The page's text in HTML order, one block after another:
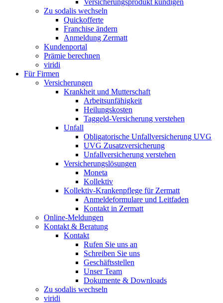
Zu sodalis wechseln
Quickofferte
Franchise ändern
Anmeldung Zermatt
Kundenportal
Prämie berechnen
viridi
Für Firmen
Versicherungen
Krankheit und Mutterschaft
Arbeitsunfähigkeit
Heilungskosten
Taggeld-Versicherung verstehen
Unfall
Obligatorische Unfallversicherung UVG
UVG Zusatzversicherung
Unfallversicherung verstehen
Versicherungslösungen
Moneta
Kollektiv
Kollektiv-Krankenpflege für Zermatt
Anmeldeformulare und Leitfaden
Kontakt in Zermatt
Online-Meldungen
Kontakt & Beratung
Kontakt
Rufen Sie uns an
Schreiben Sie uns
Geschäftsstellen
Unser Team
Dokumente & Downloads
Zu sodalis wechseln
viridi